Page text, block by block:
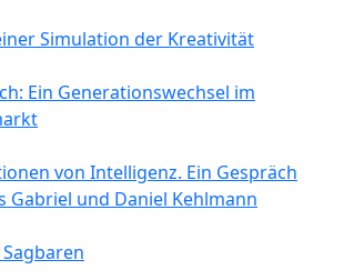
Simulation der Kreativität
Ein Generationswechsel im
von Intelligenz. Ein Gespräch
Gabriel und Daniel Kehlmann